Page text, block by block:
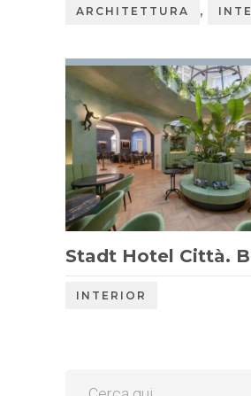
ARCHITETTURA ,
Stadt Hotel Città.
INTERIOR